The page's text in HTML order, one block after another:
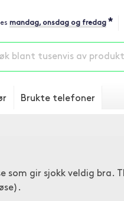
mandag, onsdag og fredag *
Brukte telefoner
som gir sjokk veldig bra.